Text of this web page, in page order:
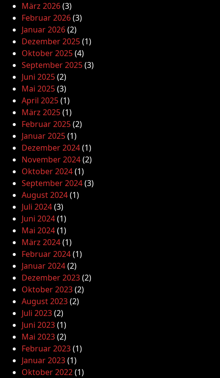
März 2026(3)
Februar 2026(3)
Januar 2026(2)
Dezember 2025(1)
Oktober 2025(4)
September 2025(3)
Juni 2025(2)
Mai 2025(3)
April 2025(1)
März 2025(1)
Februar 2025(2)
Januar 2025(1)
Dezember 2024(1)
November 2024(2)
Oktober 2024(1)
September 2024(3)
August 2024(1)
Juli 2024(3)
Juni 2024(1)
Mai 2024(1)
März 2024(1)
Februar 2024(1)
Januar 2024(2)
Dezember 2023(2)
Oktober 2023(2)
August 2023(2)
Juli 2023(2)
Juni 2023(1)
Mai 2023(2)
Februar 2023(1)
Januar 2023(1)
Oktober 2022(1)